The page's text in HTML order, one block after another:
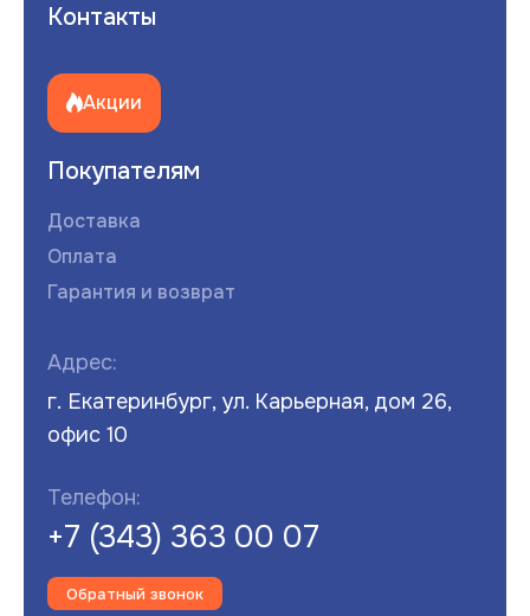
Контакты
Акции
Покупателям
Доставка
Оплата
Гарантия и возврат
Адрес:
г. Екатеринбург, ул. Карьерная, дом 26,
офис 10
Телефон:
+7 (343) 363 00 07
Обратный звонок